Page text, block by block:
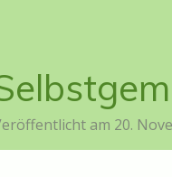
am 20.